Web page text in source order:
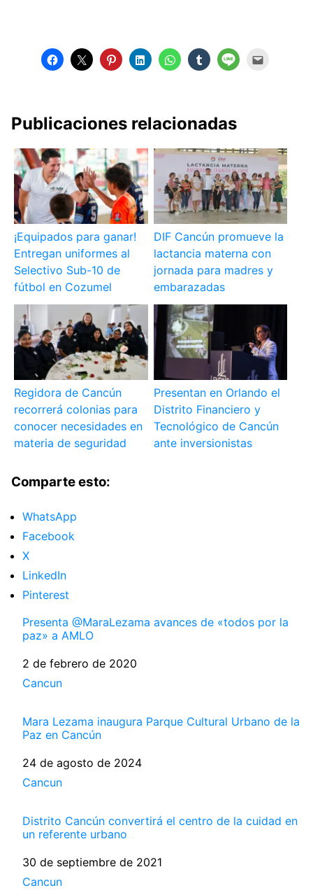
Publicaciones relacionadas
¡Equipados para ganar!
Entregan uniformes al
Selectivo Sub-10 de
fútbol en Cozumel
DIF Cancún promueve la
lactancia materna con
jornada para madres y
embarazadas
Regidora de Cancún
recorrerá colonias para
conocer necesidades en
materia de seguridad
Presentan en Orlando el
Distrito Financiero y
Tecnológico de Cancún
ante inversionistas
Comparte esto:
WhatsApp
Facebook
X
LinkedIn
Pinterest
Presenta @MaraLezama avances de «todos por la
paz» a AMLO
Fecha
2 de febrero de 2020
Respecto a
Cancun
Mara Lezama inaugura Parque Cultural Urbano de la
Paz en Cancún
Fecha
24 de agosto de 2024
Respecto a
Cancun
Distrito Cancún convertirá el centro de la cuidad en
un referente urbano
Fecha
30 de septiembre de 2021
Respecto a
Cancun